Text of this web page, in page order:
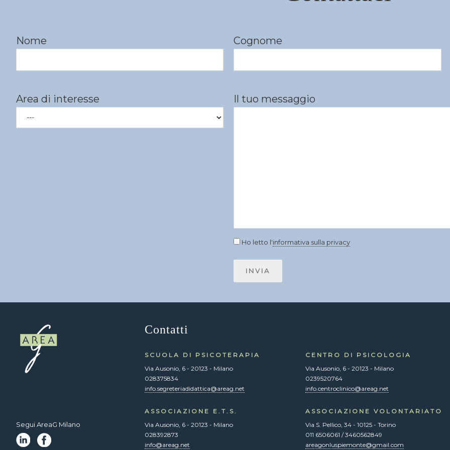
Nome Cognome
Area di interesse Il tuo messaggio
Ho letto l'informativa sulla privacy
Segui AreaG Milano
Contatti
SCUOLA DI PSICOTERAPIA
Via Ausonio, 6 - 20123 - Milano
028375834
info.segreteriadidattica@areag.net
CENTRO DI PSICOLOGIA
Via Ausonio, 6 - 20123 - Milano
0239520764
info.centroclinico@areag.net
ASSOCIAZIONE E.T.S.
Via Ausonio, 6 - 20123 - Milano
028392873
info@areag.net
ASSOCIAZIONE VOLONTARIATO
Via S. Pellico, 34 - 10125 - Torino
011 6506061 / 3460562849
areagonluspiemonte@gmail.com